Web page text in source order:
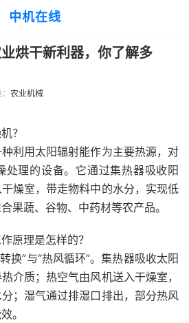
中机在线
烘干新利器，你了解多
农业机械
？
利用太阳辐射能作为主要热源，对
处理的设备。它通过集热器吸收阳
燥室，带走物料中的水分，实现低
果蔬、谷物、中药材等农产品。
原理是怎样的？
换”与“热风循环”。集热器吸收太阳
介质；热空气由风机送入干燥室，
；湿气通过排湿口排出，部分热风
。